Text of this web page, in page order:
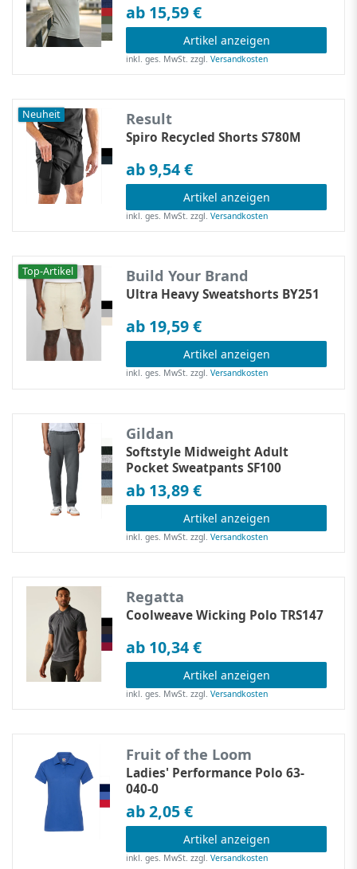
ab 15,59 €
Artikel anzeigen
inkl. ges. MwSt. zzgl.Versandkosten
Neuheit Result
Spiro Recycled Shorts S780M
ab 9,54 €
Artikel anzeigen
inkl. ges. MwSt. zzgl.Versandkosten
Top-Artikel Build Your Brand
Ultra Heavy Sweatshorts BY251
ab 19,59 €
Artikel anzeigen
inkl. ges. MwSt. zzgl.Versandkosten
Gildan
Softstyle Midweight Adult
Pocket Sweatpants SF100
ab 13,89 €
Artikel anzeigen
inkl. ges. MwSt. zzgl.Versandkosten
Regatta
Coolweave Wicking Polo TRS147
ab 10,34 €
Artikel anzeigen
inkl. ges. MwSt. zzgl.Versandkosten
Fruit of the Loom
Ladies' Performance Polo 63-
040-0
ab 2,05 €
Artikel anzeigen
inkl. ges. MwSt. zzgl.Versandkosten